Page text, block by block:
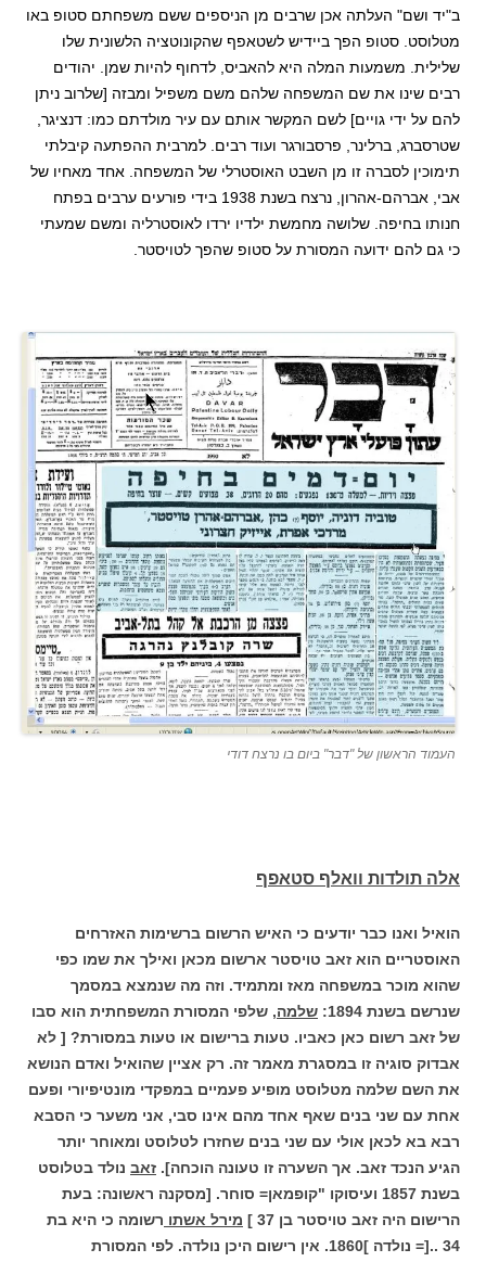
ב"יד ושם" העלתה אכן שרבים מן הניספים ששם משפחתם סטופ באו
מטלוסט. סטופ הפך ביידיש לשטאפף שהקונוטציה הלשונית שלו
שלילית. משמעות המלה היא להאביס, לדחוף להיות שמן. יהודים
רבים שינו את שם המשפחה שלהם משם משפיל ומבזה [שלרוב ניתן
להם על ידי גויים] לשם המקשר אותם עם עיר מולדתם כמו: דנציגר,
שטרסברג, ברלינר, פרסבורגר ועוד רבים. למרבית ההפתעה קיבלתי
תימוכין לסברה זו מן השבט האוסטרלי של המשפחה. אחד מאחיו של
אבי, אברהם-אהרון, נרצח בשנת 1938 בידי פורעים ערבים בפתח
חנותו בחיפה. שלושה מחמשת ילדיו ירדו לאוסטרליה ומשם שמעתי
כי גם להם ידועה המסורת על סטופ שהפך לטויסטר.
העמוד הראשון של "דבר" ביום בו נרצח דודי
אלה תולדות וואלף סטאפף
הואיל ואנו כבר יודעים כי האיש הרשום ברשימות האזרחים
האוסטריים הוא זאב טויסטר ארשום מכאן ואילך את שמו כפי
שהוא מוכר במשפחה מאז ומתמיד. וזה מה שנמצא במסמך
שנרשם בשנת 1894:
שלמה, שלפי המסורת המשפחתית הוא סבו
של זאב רשום כאן כאביו. טעות ברישום או טעות במסורת? [ לא
אבדוק סוגיה זו במסגרת מאמר זה. רק אציין שהואיל ואדם הנושא
את השם שלמה מטלוסט מופיע פעמיים במפקדי מונטיפיורי ופעם
אחת עם שני בנים שאף אחד מהם אינו סבי, אני משער כי הסבא
רבא בא לכאן אולי עם שני בנים שחזרו לטלוסט ומאוחר יותר
הגיע הנכד זאב. אך השערה זו טעונה הוכחה]. זאב נולד בטלוסט
בשנת 1857 ועיסוקו "קופמאן= סוחר.
[מסקנה ראשונה: בעת
הרישום היה זאב טויסטר בן 37 ]
מירל אשתו רשומה כי היא בת
34 ..[= נולדה ]1860. אין רישום היכן נולדה. לפי המסורת